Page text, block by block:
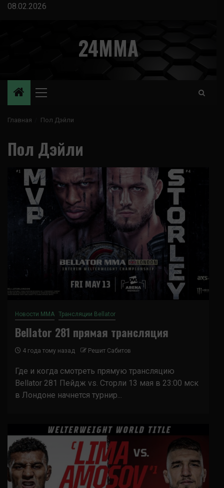
Перейти
08.02.2026
24MMA
Основное
Главная Пол Дэйли
Пол Дэйли
Новости ММА Трансляции Bellator
Bellator 281 прямая трансляция
4 года тому назад Решит Сабитов
Где и когда смотреть прямую трансляцию
Bellator 281 Пейдж vs. Сторли 13 мая в 23:00 мск
в Лондоне начнется турнир...